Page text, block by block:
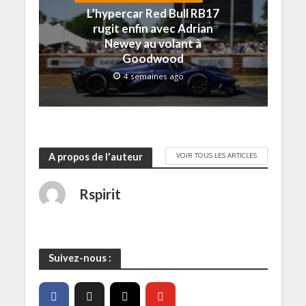
e
e
n
ê
t
r
e
e
)
e
)
r
e
)
)
L’hypercar Red Bull RB17
rugit enfin avec Adrian
Newey au volant à
Goodwood
4 semaines ago
A propos de l'auteur VOIR TOUS LES ARTICLES
Rspirit
Suivez-nous :